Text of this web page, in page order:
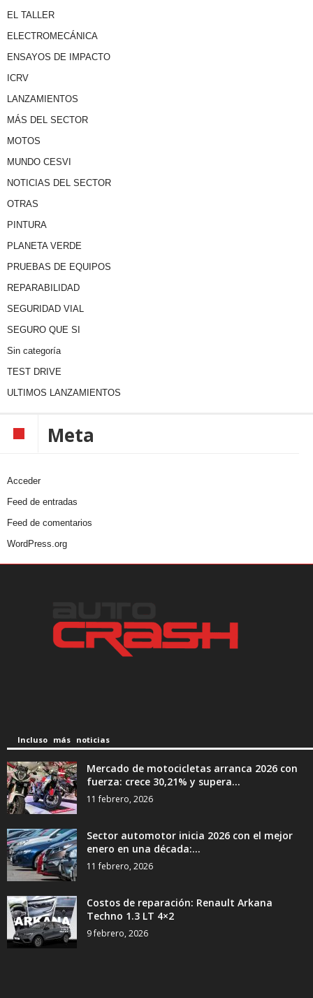
EL TALLER
ELECTROMECÁNICA
ENSAYOS DE IMPACTO
ICRV
LANZAMIENTOS
MÁS DEL SECTOR
MOTOS
MUNDO CESVI
NOTICIAS DEL SECTOR
OTRAS
PINTURA
PLANETA VERDE
PRUEBAS DE EQUIPOS
REPARABILIDAD
SEGURIDAD VIAL
SEGURO QUE SI
Sin categoría
TEST DRIVE
ULTIMOS LANZAMIENTOS
Meta
Acceder
Feed de entradas
Feed de comentarios
WordPress.org
Incluso más noticias
Mercado de motocicletas arranca 2026 con
fuerza: crece 30,21% y supera...
11 febrero, 2026
Sector automotor inicia 2026 con el mejor
enero en una década:...
11 febrero, 2026
Costos de reparación: Renault Arkana
Techno 1.3 LT 4×2
9 febrero, 2026